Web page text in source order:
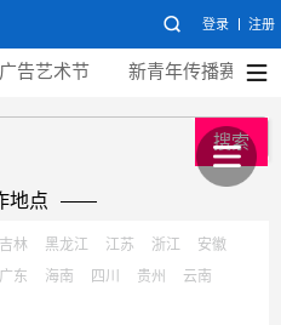
登录 注册
告艺术节 新青年传播赛
搜索
地点
吉林 黑龙江 江苏 浙江
安徽
广东 海南 四川 贵州
云南